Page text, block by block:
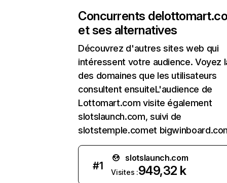
Concurrents de
et ses alternatives
Découvrez d'autres sites web qui
intéressent votre audience. Voyez
des domaines que les utilisateurs
consultent ensuiteL'audience de
Lottomart.com visite également
slotslaunch.com, suivi de
slotstemple.comet
#1
slotslaunch.com
Visites :949,32 k